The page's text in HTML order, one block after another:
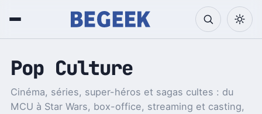
Pop Culture
Cinéma, séries, super-héros et sagas cultes : du
MCU à Star Wars, box-office, streaming et casting,